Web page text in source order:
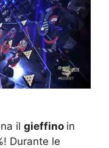
il gieffino in
Durante le